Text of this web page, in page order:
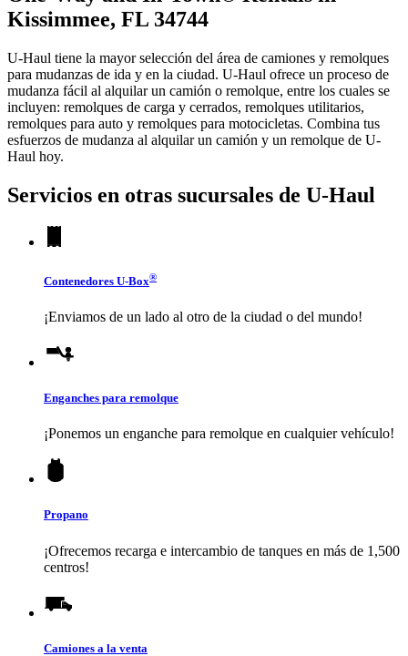
Kissimmee, FL 34744
U-Haul tiene la mayor selección del área de camiones y remolques
para mudanzas de ida y en la ciudad. U-Haul ofrece un proceso de
mudanza fácil al alquilar un camión o remolque, entre los cuales se
incluyen: remolques de carga y cerrados, remolques utilitarios,
remolques para auto y remolques para motocicletas. Combina tus
esfuerzos de mudanza al alquilar un camión y un remolque de U-
Haul hoy.
Servicios en otras sucursales de U-Haul
Contenedores U-Box®
¡Enviamos de un lado al otro de la ciudad o del mundo!
Enganches para remolque
¡Ponemos un enganche para remolque en cualquier vehículo!
Propano
¡Ofrecemos recarga e intercambio de tanques en más de 1,500
centros!
Camiones a la venta